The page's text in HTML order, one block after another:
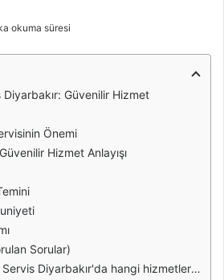
okuma süresi
Güvenilir Hizmet
Önemi
Hizmet Anlayışı
Sorular)
Diyarbakır'da hangi hizmetleri sunmaktadır?